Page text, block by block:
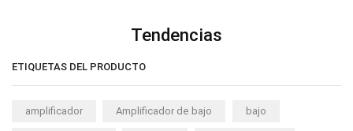
Tendencias
ETIQUETAS DEL PRODUCTO
amplificador Amplificador de bajo bajo